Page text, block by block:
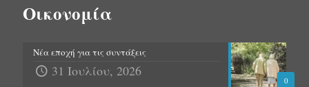
Οικονομία
0
Νέα εποχή για τις συντάξεις
31 Ιουλίου, 2026